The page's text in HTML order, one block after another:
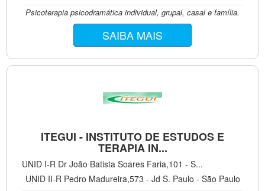
Psicoterapia psicodramática individual, grupal, casal e família.
SAIBA MAIS
ITEGUI - INSTITUTO DE ESTUDOS E
TERAPIA IN...
UNID I-R Dr João Batista Soares Faria,101 - S...
UNID II-R Pedro Madureira,573 - Jd S. Paulo - São Paulo